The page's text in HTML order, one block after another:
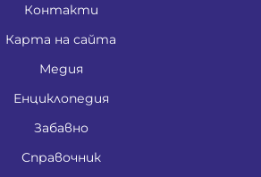
Контакти
Карта на сайта
Медия
Енциклопедия
Забавно
Справочник